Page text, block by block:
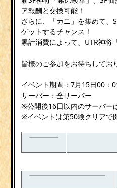
ア報酬と交換可能！
さらに、「カニ」を集めて、
ゲットするチャンス！
累計消費によって、UTR神将
皆様のご参加をお待ちしてお
イベント期間：7月15日00：
サーバー：全サーバー
※公開後16日以内のサーバー
※イベントは第50験クリアで